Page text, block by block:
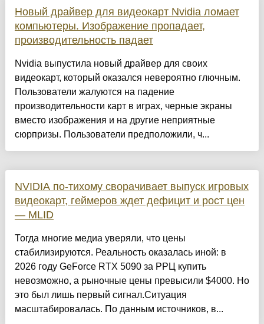
Новый драйвер для видеокарт Nvidia ломает
компьютеры. Изображение пропадает,
производительность падает
Nvidia выпустила новый драйвер для своих
видеокарт, который оказался невероятно глючным.
Пользователи жалуются на падение
производительности карт в играх, черные экраны
вместо изображения и на другие неприятные
сюрпризы. Пользователи предположили, ч...
NVIDIA по-тихому сворачивает выпуск игровых
видеокарт, геймеров ждет дефицит и рост цен
— MLID
Тогда многие медиа уверяли, что цены
стабилизируются. Реальность оказалась иной: в
2026 году GeForce RTX 5090 за РРЦ купить
невозможно, а рыночные цены превысили $4000. Но
это был лишь первый сигнал.Ситуация
масштабировалась. По данным источников, в...